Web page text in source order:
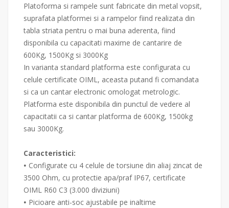
Platoforma si rampele sunt fabricate din metal vopsit,
suprafata platformei si a rampelor fiind realizata din
tabla striata pentru o mai buna aderenta, fiind
disponibila cu capacitati maxime de cantarire de
600Kg, 1500Kg si 3000Kg
In varianta standard platforma este configurata cu
celule certificate OIML, aceasta putand fi comandata
si ca un cantar electronic omologat metrologic.
Platforma este disponibila din punctul de vedere al
capacitatii ca si cantar platforma de 600Kg, 1500kg
sau 3000Kg.
Caracteristici:
• Configurate cu 4 celule de torsiune din aliaj zincat de
3500 Ohm, cu protectie apa/praf IP67, certificate
OIML R60 C3 (3.000 diviziuni)
• Picioare anti-soc ajustabile pe inaltime